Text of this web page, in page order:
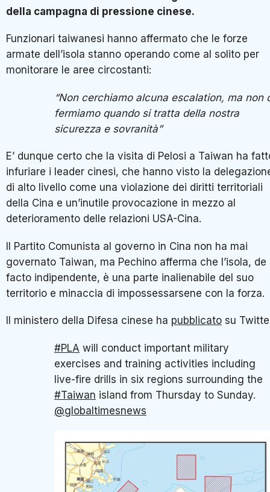
della campagna di pressione cinese.
Funzionari taiwanesi hanno affermato che le forze
armate dell’isola stanno operando come al solito per
monitorare le aree circostanti:
“Non cerchiamo alcuna escalation, ma non
fermiamo quando si tratta della nostra
sicurezza e sovranità”
E’ dunque certo che la visita di Pelosi a Taiwan ha
infuriare i leader cinesi, che hanno visto la
di alto livello come una violazione dei diritti territoriali
della Cina e un’inutile provocazione in mezzo al
deterioramento delle relazioni USA-Cina.
Il Partito Comunista al governo in Cina non ha mai
governato Taiwan, ma Pechino afferma che l’isola, de
facto indipendente, è una parte inalienabile del suo
territorio e minaccia di impossessarsene con la forza.
Il ministero della Difesa cinese ha pubblicato su
#PLA will conduct important military
exercises and training activities including
live-fire drills in six regions surrounding the
#Taiwan island from Thursday to Sunday.
@globaltimesnews